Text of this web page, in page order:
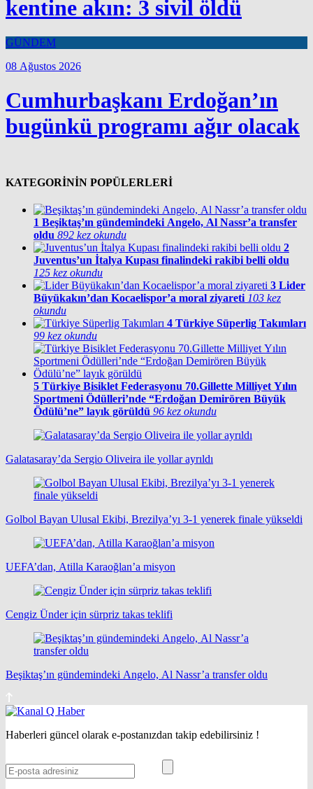
kentine akın: 3 sivil öldü
GÜNDEM
08 Ağustos 2026
Cumhurbaşkanı Erdoğan’ın
bugünkü programı ağır olacak
KATEGORİNİN POPÜLERLERİ
1 Beşiktaş’ın gündemindeki Angelo, Al Nassr’a transfer
oldu 892 kez okundu
2
Juventus’un İtalya Kupası finalindeki rakibi belli oldu
125 kez okundu
3 Lider
Büyükakın’dan Kocaelispor’a moral ziyareti 103 kez
okundu
4 Türkiye Süperlig Takımları
99 kez okundu
5 Türkiye Bisiklet Federasyonu 70.Gillette Milliyet Yılın
Sportmeni Ödülleri’nde “Erdoğan Demirören Büyük
Ödülü’ne” layık görüldü 96 kez okundu
Galatasaray’da Sergio Oliveira ile yollar ayrıldı
Golbol Bayan Ulusal Ekibi, Brezilya’yı 3-1 yenerek finale yükseldi
UEFA’dan, Atilla Karaoğlan’a misyon
Cengiz Ünder için sürpriz takas teklifi
Beşiktaş’ın gündemindeki Angelo, Al Nassr’a transfer oldu
Haberleri güncel olarak e-postanızdan takip edebilirsiniz !